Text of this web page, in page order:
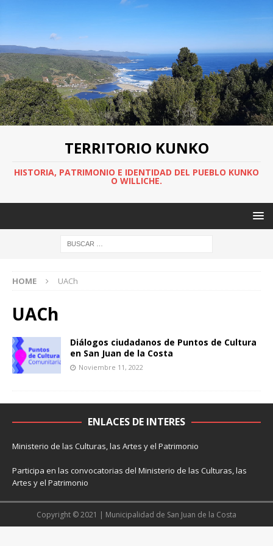
TERRITORIO KUNKO
HISTORIA, PATRIMONIO E IDENTIDAD DEL PUEBLO KUNKO
O WILLICHE.
HOME UACh
UACh
Diálogos ciudadanos de Puntos de Cultura
en San Juan de la Costa
Noviembre 11, 2022
ENLACES DE INTERES
Ministerio de las Culturas, las Artes y el Patrimonio
Participa en las convocatorias del Ministerio de las Culturas, las
Artes y el Patrimonio
Copyright © 2021 | Municipalidad de San Juan de la Costa